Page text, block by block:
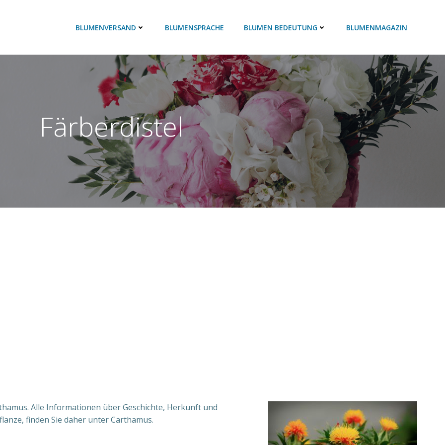
BLUMENVERSAND BLUMENSPRACHE BLUMEN BEDEUTUNG BLUMENMAGAZIN
Färberdistel
Alle Informationen über Geschichte, Herkunft und
finden Sie daher unter Carthamus.